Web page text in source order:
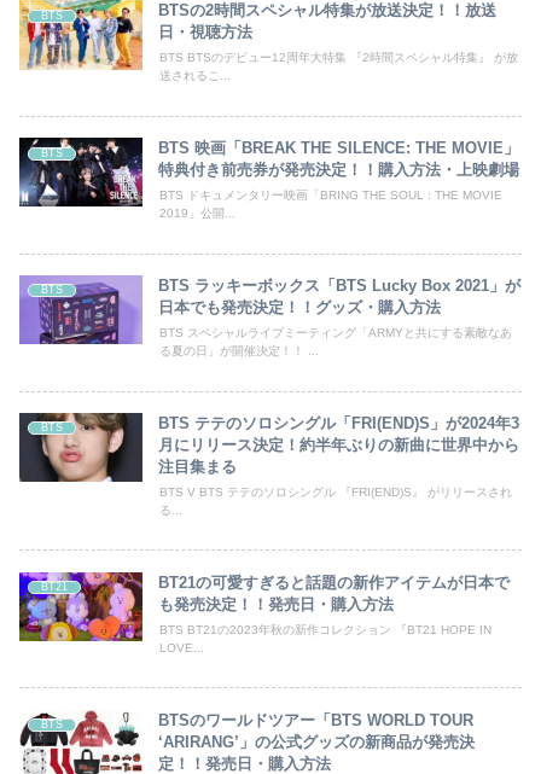
BTS
BTSの2時間スペシャル特集が放送決定！！放送
日・視聴方法
BTS BTSのデビュー12周年大特集 『2時間スペシャル特集』 が放
送されるこ...
BTS
BTS 映画「BREAK THE SILENCE: THE MOVIE」
特典付き前売券が発売決定！！購入方法・上映劇場
BTS ドキュメンタリー映画「BRING THE SOUL : THE MOVIE
2019」公開...
BTS
BTS ラッキーボックス「BTS Lucky Box 2021」が
日本でも発売決定！！グッズ・購入方法
BTS スペシャルライブミーティング「ARMYと共にする素敵なあ
る夏の日」が開催決定！！ ...
BTS
BTS テテのソロシングル「FRI(END)S」が2024年3
月にリリース決定！約半年ぶりの新曲に世界中から
注目集まる
BTS V BTS テテのソロシングル 『FRI(END)S』 がリリースされ
る...
BT21
BT21の可愛すぎると話題の新作アイテムが日本で
も発売決定！！発売日・購入方法
BTS BT21の2023年秋の新作コレクション 『BT21 HOPE IN
LOVE...
BTS
BTSのワールドツアー「BTS WORLD TOUR
‘ARIRANG’」の公式グッズの新商品が発売決
定！！発売日・購入方法